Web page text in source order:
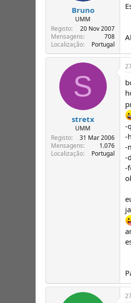
Bruno
UMM
Registo
20 Nov 2007
Mensagens
708
Localização
Portugal
S
stretx
UMM
Registo
31 Mar 2006
Mensagens
1.076
Localização
Portugal
-
-
-
-
-